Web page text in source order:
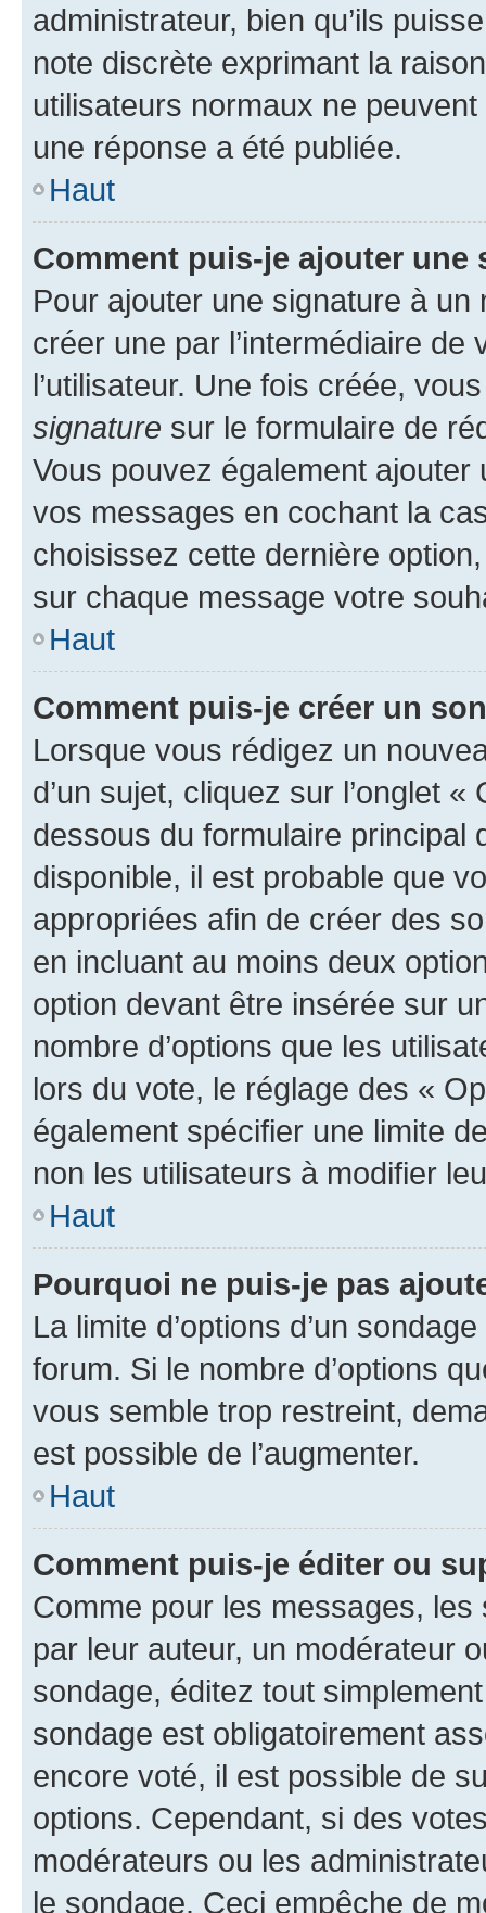
administrateur, bien qu’ils
note discrète exprimant la
utilisateurs normaux ne
une réponse a été publiée.
Haut
Comment puis-je ajouter une
Pour ajouter une signature à un
créer une par l’intermédiaire
l’utilisateur. Une fois créée,
signature sur le formulaire de
Vous pouvez également
vos messages en cochant la
choisissez cette dernière
sur chaque message votre
Haut
Comment puis-je créer un
Lorsque vous rédigez un
d’un sujet, cliquez sur l’onglet
dessous du formulaire principal
disponible, il est probable que
appropriées afin de créer des
en incluant au moins deux
option devant être insérée sur
nombre d’options que les
lors du vote, le réglage des «
également spécifier une limite
non les utilisateurs à modifier
Haut
Pourquoi ne puis-je pas
La limite d’options d’un
forum. Si le nombre d’options
vous semble trop restreint,
est possible de l’augmenter.
Haut
Comment puis-je éditer ou
Comme pour les messages,
par leur auteur, un modérateur
sondage, éditez tout
sondage est obligatoirement
encore voté, il est possible de
options. Cependant, si des
modérateurs ou les
le sondage. Ceci empêche de